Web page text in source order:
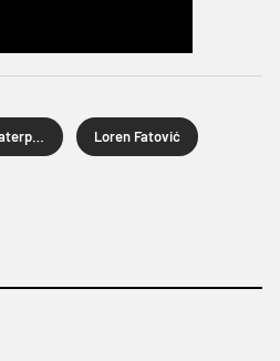
Loren Fatović